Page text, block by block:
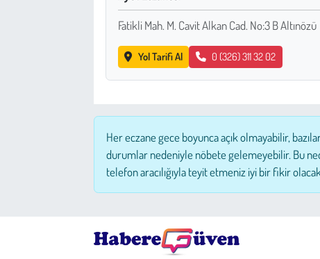
Fatikli Mah. M. Cavit Alkan Cad. No:3 B Altınözü
Yol Tarifi Al 0 (326) 311 32 02
Her eczane gece boyunca açık olmayabilir,
durumlar nedeniyle nöbete gelemeyebilir. Bu
telefon aracılığıyla teyit etmeniz iyi bir fikir
Bilim - Teknoloji
Hayvan Hakları